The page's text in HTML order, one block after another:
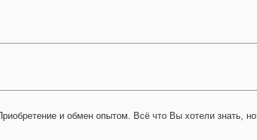
и обмен опытом. Всё что Вы хотели знать, но